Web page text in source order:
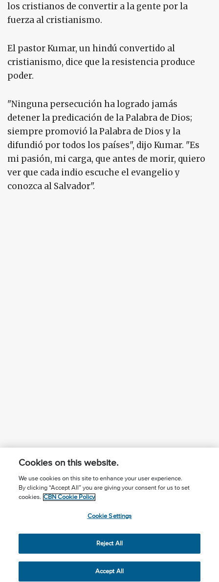
los cristianos de convertir a la gente por la
fuerza al cristianismo.
El pastor Kumar, un hindú convertido al
cristianismo, dice que la resistencia produce
poder.
"Ninguna persecución ha logrado jamás
detener la predicación de la Palabra de Dios;
siempre promovió la Palabra de Dios y la
difundió por todos los países", dijo Kumar. "Es
mi pasión, mi carga, que antes de morir, quiero
ver que cada indio escuche el evangelio y
conozca al Salvador".
¿Conoces a Jesús?
Suscríbase al boletín
Seguir Mundo Cristiano
Terms of Use
Cookie Settings
© 2026 The Christian Broadcasting Network, Inc., A nonprofit
Cookies on this website.
We use cookies on this site to enhance your user experience.
By clicking “Accept All” you are giving your consent for us to set
cookies. CBN Cookie Policy
Cookie Settings
Reject All
Accept All